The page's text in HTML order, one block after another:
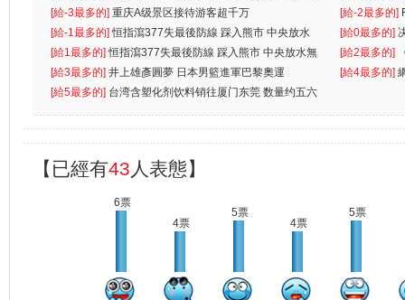
先
离
[給-3最多的] 重庆A级景区接待游客超千万 [給-2最多的]
[給-1最多的]恒指瀉377失最後防線 踩入熊市 中央放水
無
[給0最多的]
[給1最多的]恒指瀉377失最後防線 踩入熊市 中央放水無 [給2最多的]
[給3最多的] 井上雄彥圓夢 日本男籃進軍巴黎奧運 [給4最多的]
[給5最多的] 台湾含塑化剂饮料销往厦门东莞 数量约五六
【已經有43 人表態】
6票
4票
5票
4票
5票